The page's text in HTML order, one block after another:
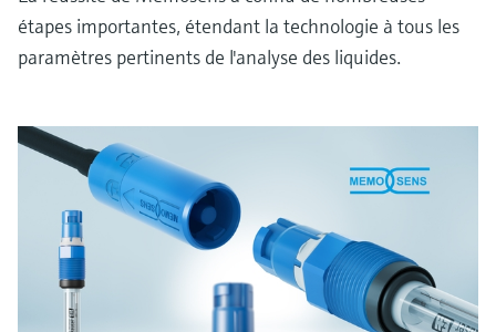
étapes importantes, étendant la technologie à tous les
paramètres pertinents de l'analyse des liquides.